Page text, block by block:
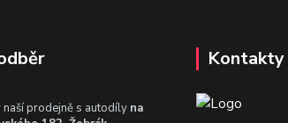
naší prodejně s autodíly na
Kontakty